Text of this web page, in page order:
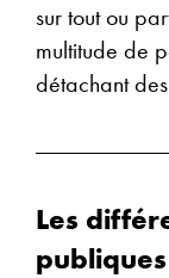
sur tout ou
multitude de
détachant
Les